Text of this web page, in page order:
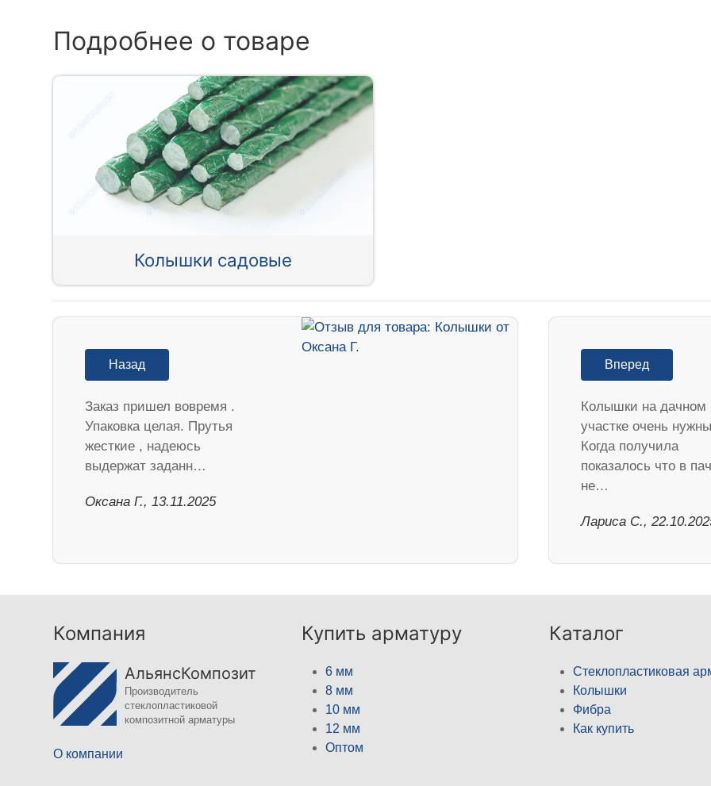
Подробнее о товаре
Колышки садовые
Назад
Заказ пришел вовремя .
Упаковка целая. Прутья
жесткие , надеюсь
выдержат заданн…
Оксана Г., 13.11.2025
Вперед
Колышки на дачном
участке очень
Когда получила
показалось что в
не…
Лариса С.,
Компания
АльянсКомпозит
Производитель
стеклопластиковой
композитной арматуры
О компании
Купить арматуру
6 мм
8 мм
10 мм
12 мм
Оптом
Каталог
Стеклопластиковая
Колышки
Фибра
Как купить